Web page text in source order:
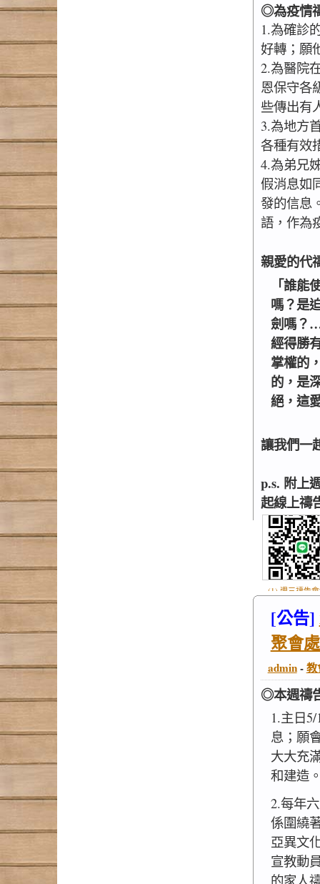
◎為疫情
1.為確診
好轉；願
2.為醫院
恩保守各
些傳出有
3.為地方
各種有效
4.為弟兄
假消息如
發的信息
語，作為
親愛的代
「誰
嗎？是
劍嗎？
經得勝
掌權的
的，是
絕，這
讓我們一
p.s. 附上
起線上禱
(1) 週三禱告
Line群組
[公告]
聚會
admin-教
◎本週禱
1.主日
息；願
大大充
和建造
2.每年
係圍繞
亞異文
宣教動